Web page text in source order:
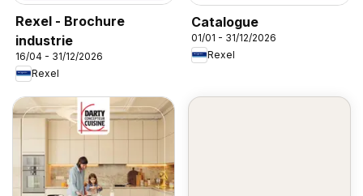
Rexel - Brochure
industrie
16/04 - 31/12/2026
Rexel
Catalogue
01/01 - 31/12/2026
Rexel